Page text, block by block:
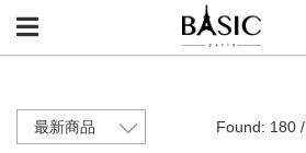
Found: 180 /